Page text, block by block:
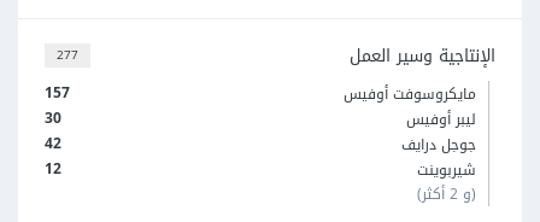
277 الإنتاجية وسير العمل
157
مايكروسوفت أوفيس
30
ليبر أوفيس
42
جوجل درايف
12
شيربوينت
(و 2 أكثر)